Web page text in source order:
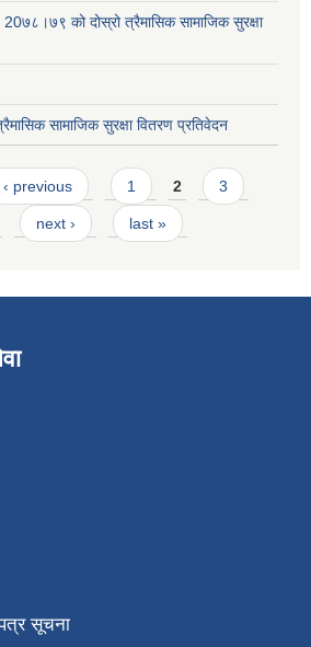
को दोस्रो त्रैमासिक सामाजिक सुरक्षा
सामाजिक सुरक्षा वितरण प्रतिवेदन
‹ previous 1 2 3
next › last »
सूचना